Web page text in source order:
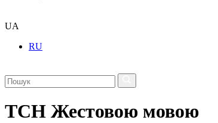
UA
RU
ТСН Жестовою мовою